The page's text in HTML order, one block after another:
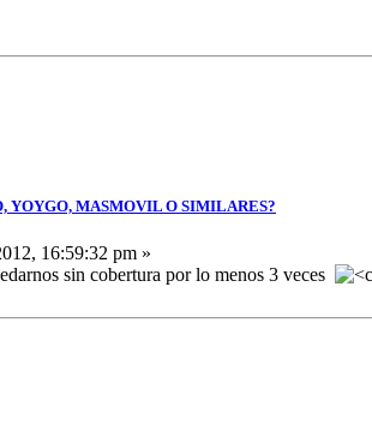
YOYGO, MASMOVIL O SIMILARES?
16:59:32 pm »
sin cobertura por lo menos 3 veces